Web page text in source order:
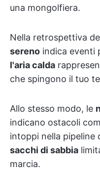
una mongolfiera.
Nella retrospettiva
sereno indica eventi
l'aria calda
che spingono il tuo
Allo stesso modo, le
indicano ostacoli
intoppi nella pipeline
sacchi di sabbia
marcia.